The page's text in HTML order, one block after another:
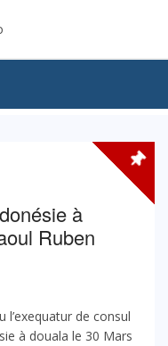
à
Ruben
l’exequatur de consul
à douala le 30 Mars